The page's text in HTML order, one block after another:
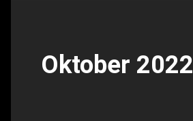
Oktober 2022